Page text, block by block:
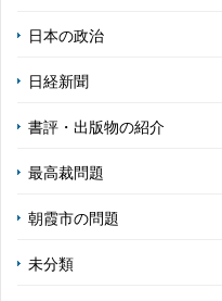
日本の政治
日経新聞
書評・出版物の紹介
最高裁問題
朝霞市の問題
未分類